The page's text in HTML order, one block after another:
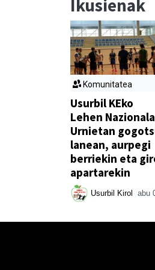
Ikusienak
Komunitatea
Usurbil KEko
Lehen Nazionala
Urnietan
lanean, aurpegi
berriekin eta
apartarekin
Usurbil Kirol abu